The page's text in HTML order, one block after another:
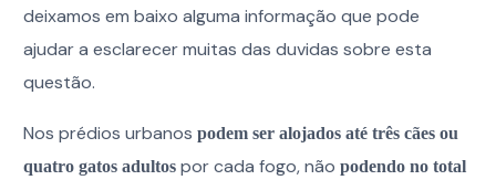
deixamos em baixo alguma informação que pode
ajudar a esclarecer muitas das duvidas sobre esta
questão.
Nos prédios urbanospodem ser alojados até três cães ou
quatro gatos adultos por cada fogo, nãopodendo no total